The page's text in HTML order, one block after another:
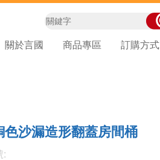
關於言國 商品專區 訂購方式
色沙漏造形翻蓋房間桶
: